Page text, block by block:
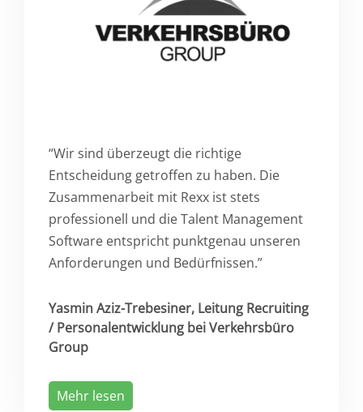
“Wir sind überzeugt die richtige
Entscheidung getroffen zu haben. Die
Zusammenarbeit mit Rexx ist stets
professionell und die Talent Management
Software entspricht punktgenau unseren
Anforderungen und Bedürfnissen.”
Yasmin Aziz-Trebesiner, Leitung Recruiting
/ Personalentwicklung bei Verkehrsbüro
Group
Mehr lesen